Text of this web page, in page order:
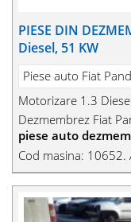
PIESE DIN
Diesel, 51 KW
Piese auto Fiat
Motorizare 1.3
Dezmembrez Fiat
piese auto
Cod masina: